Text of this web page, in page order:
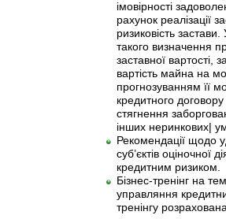
імовірності
рахунок реалізації
ризиковість
такого визначення
заставної вартості,
вартість майна на
прогнозуванням її
кредитного
стягнення
інших неринкових|
Рекомендації щодо
суб’єктів оціночної
кредитним ризиком.
Бізнес-тренінг на
управляння
тренінгу